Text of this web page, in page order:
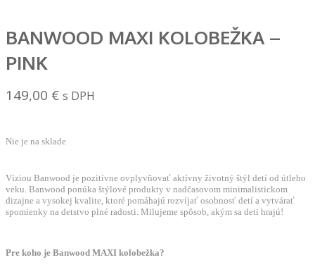
BANWOOD MAXI KOLOBEŽKA –
PINK
149,00 € s DPH
Nie je na sklade
Víziou Banwood je pozitívne ovplyvňovať aktívny životný štýl detí od útleho
veku. Banwood ponúka štýlové produkty v nadčasovom minimalistickom
dizajne a vysokej kvalite, ktoré pomáhajú rozvíjať osobnosť detí a vytvárať
spomienky na detstvo plné radosti. Milujeme spôsob, akým sa deti hrajú!
Pre koho je Banwood MAXI kolobežka?